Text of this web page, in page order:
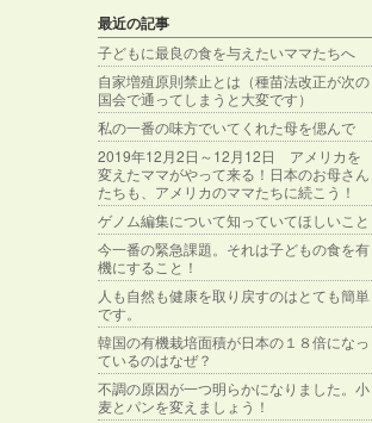
最近の記事
子どもに最良の食を与えたいママたちへ
自家増殖原則禁止とは（種苗法改正が次の
国会で通ってしまうと大変です）
私の一番の味方でいてくれた母を偲んで
2019年12月2日～12月12日 アメリカを
変えたママがやって来る！日本のお母さん
たちも、アメリカのママたちに続こう！
ゲノム編集について知っていてほしいこと
今一番の緊急課題。それは子どもの食を有
機にすること！
人も自然も健康を取り戻すのはとても簡単
です。
韓国の有機栽培面積が日本の１８倍になっ
ているのはなぜ？
不調の原因が一つ明らかになりました。小
麦とパンを変えましょう！